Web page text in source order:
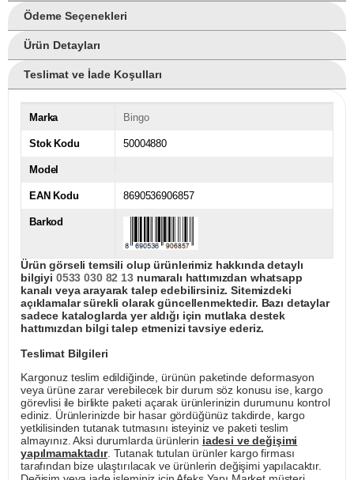
Ödeme Seçenekleri
Ürün Detayları
Teslimat ve İade Koşulları
Marka Bingo
Stok Kodu 50004880
Model
EAN Kodu 8690536906857
Barkod
Ürün görseli temsili olup ürünlerimiz hakkında detaylı
bilgiyi 0533 030 82 13numaralı hattımızdan whatsapp
kanalı veya arayarak talep edebilirsiniz. Sitemizdeki
açıklamalar sürekli olarak güncellenmektedir. Bazı detaylar
sadece kataloglarda yer aldığı için mutlaka destek
hattımızdan bilgi talep etmenizi tavsiye ederiz.
Teslimat Bilgileri
Kargonuz teslim edildiğinde, ürünün paketinde deformasyon
veya ürüne zarar verebilecek bir durum söz konusu ise, kargo
görevlisi ile birlikte paketi açarak ürünlerinizin durumunu kontrol
ediniz. Ürünlerinizde bir hasar gördüğünüz takdirde, kargo
yetkilisinden tutanak tutmasını isteyiniz ve paketi teslim
almayınız. Aksi durumlarda ürünlerin iadesi ve değişimi
yapılmamaktadır. Tutanak tutulan ürünler kargo firması
tarafından bize ulaştırılacak ve ürünlerin değişimi yapılacaktır.